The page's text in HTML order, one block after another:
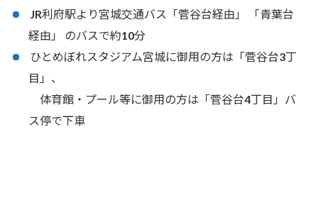
JR利府駅より宮城交通バス「菅谷台経由」 「青葉台
経由」 のバスで約10分
ひとめぼれスタジアム宮城に御用の方は「菅谷台3丁
目」、
体育館・プール等に御用の方は「菅谷台4丁目」バ
ス停で下車